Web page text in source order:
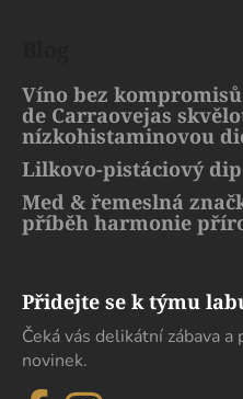
Víno bez
de Carraovejas
nízkohistaminovou
Lilkovo-pistáciový
Med & řemeslná
příběh harmonie
Přidejte se k týmu
Čeká vás delikátní zábava
novinek.